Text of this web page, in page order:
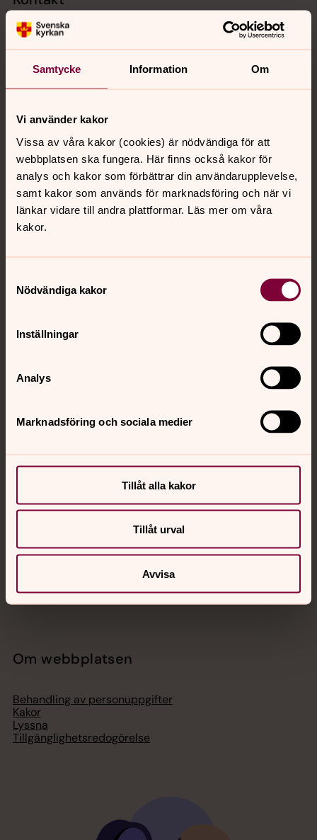
Samtycke Information Om
Vi använder kakor
Vissa av våra kakor (cookies) är nödvändiga för att
webbplatsen ska fungera. Här finns också kakor för
analys och kakor som förbättrar din användarupplevelse,
samt kakor som används för marknadsföring och när vi
länkar vidare till andra plattformar. Läs mer om våra
kakor.
Nödvändiga kakor
Inställningar
Analys
Marknadsföring och sociala medier
Tillåt alla kakor
Tillåt urval
Avvisa
Kalender
Sociala kanaler
Akut samtals- och krisstöd. Prata eller chatta anonymt
Digitalt brev
Svenska kyrkan
Hitta församling
Bli medlem
Organisation
Svenska kyrkan i utlandet
Press – nationell nivå
Om webbplatsen
Behandling av personuppgifter
Kakor
Lyssna
Tillgänglighetsredogörelse